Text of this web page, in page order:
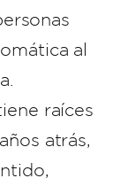
al
raíces
atrás,